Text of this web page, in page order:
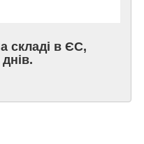
складі в ЄС,